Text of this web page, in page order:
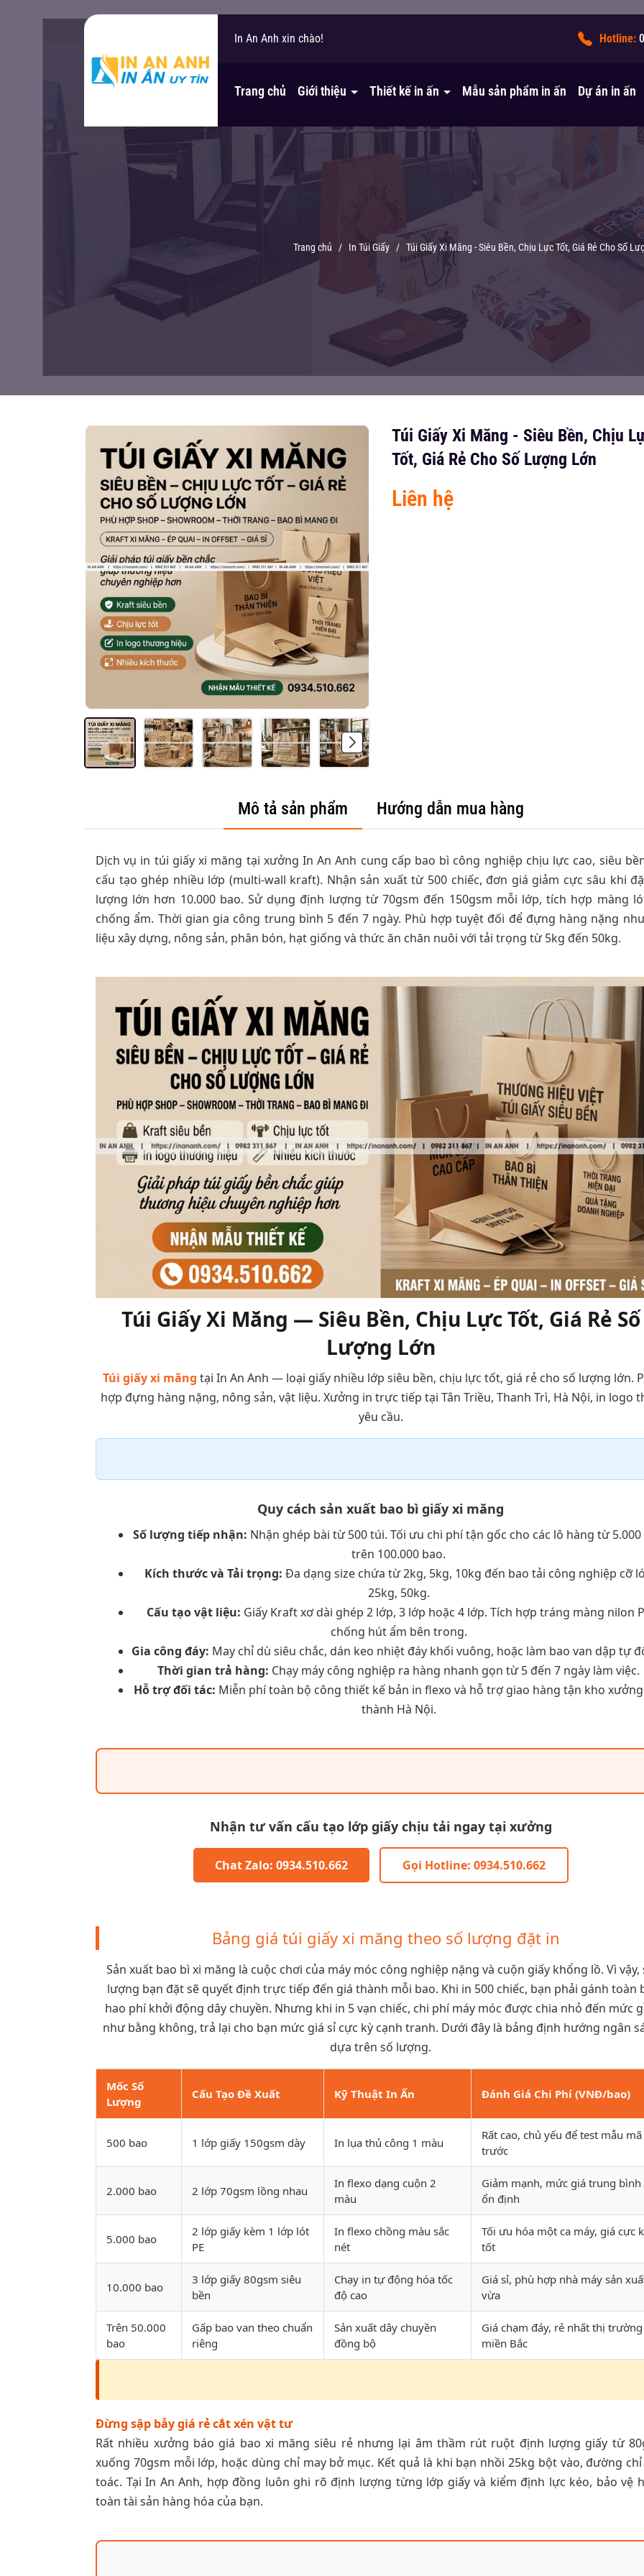
In An Anh xin chào!
Bạn cần hỗ trợ? Hotline:
Trang chủ Giới thiệu Thiết kế in ấn Mẫu sản phẩm in ấn Dự án in ấn
Trang chủ / In Túi Giấy / Túi Giấy Xi Măng - Siêu Bền, Chịu Lực Tốt, Giá Rẻ Cho Số
Túi Giấy Xi Măng - Siêu Bền, Chịu
Tốt, Giá Rẻ Cho Số Lượng Lớn
Liên hệ
Mô tả sản phẩm Hướng dẫn mua hàng
Dịch vụ in túi giấy xi măng tại xưởng In An Anh cung cấp bao bì công nghiệp chịu lực cao, siêu
cấu tạo ghép nhiều lớp (multi-wall kraft). Nhận sản xuất từ 500 chiếc, đơn giá giảm cực sâu khi
lượng lớn hơn 10.000 bao. Sử dụng định lượng từ 70gsm đến 150gsm mỗi lớp, tích hợp màng
chống ẩm. Thời gian gia công trung bình 5 đến 7 ngày. Phù hợp tuyệt đối để đựng hàng nặng
liệu xây dựng, nông sản, phân bón, hạt giống và thức ăn chăn nuôi với tải trọng từ 5kg đến 50kg.
Túi Giấy Xi Măng — Siêu Bền, Chịu Lực Tốt, Giá Rẻ Số
Lượng Lớn
Túi giấy xi măng tại In An Anh — loại giấy nhiều lớp siêu bền, chịu lực tốt, giá rẻ cho số lượng lớn.
hợp đựng hàng nặng, nông sản, vật liệu. Xưởng in trực tiếp tại Tân Triều, Thanh Trì, Hà Nội, in logo
yêu cầu.
Quy cách sản xuất bao bì giấy xi măng
Số lượng tiếp nhận: Nhận ghép bài từ 500 túi. Tối ưu chi phí tận gốc cho các lô hàng từ 5.000
trên 100.000 bao.
Kích thước và Tải trọng: Đa dạng size chứa từ 2kg, 5kg, 10kg đến bao tải công nghiệp cỡ
25kg, 50kg.
Cấu tạo vật liệu: Giấy Kraft xơ dài ghép 2 lớp, 3 lớp hoặc 4 lớp. Tích hợp tráng màng nilon
chống hút ẩm bên trong.
Gia công đáy: May chỉ dù siêu chắc, dán keo nhiệt đáy khối vuông, hoặc làm bao van dập tự
Thời gian trả hàng: Chạy máy công nghiệp ra hàng nhanh gọn từ 5 đến 7 ngày làm việc.
Hỗ trợ đối tác: Miễn phí toàn bộ công thiết kế bản in flexo và hỗ trợ giao hàng tận kho
thành Hà Nội.
Nhận tư vấn cấu tạo lớp giấy chịu tải ngay tại xưởng
Chat Zalo: 0934.510.662 Gọi Hotline: 0934.510.662
Bảng giá túi giấy xi măng theo số lượng đặt in
Sản xuất bao bì xi măng là cuộc chơi của máy móc công nghiệp nặng và cuộn giấy khổng lồ. Vì vậy,
lượng bạn đặt sẽ quyết định trực tiếp đến giá thành mỗi bao. Khi in 500 chiếc, bạn phải gánh toàn
hao phí khởi động dây chuyền. Nhưng khi in 5 vạn chiếc, chi phí máy móc được chia nhỏ đến mức
như bằng không, trả lại cho bạn mức giá sỉ cực kỳ cạnh tranh. Dưới đây là bảng định hướng ngân
dựa trên số lượng.
Mốc Số
Lượng
Cấu Tạo Đề Xuất Kỹ Thuật In Ấn Đánh Giá Chi Phí (VNĐ/bao)
500 bao 1 lớp giấy 150gsm dày In lụa thủ công 1 màu
Rất cao, chủ yếu để test mẫu mã
trước
2.000 bao 2 lớp 70gsm lồng nhau
In flexo dạng cuộn 2
màu
Giảm mạnh, mức giá trung bình
ổn định
5.000 bao
2 lớp giấy kèm 1 lớp lót
PE
In flexo chồng màu sắc
nét
Tối ưu hóa một ca máy, giá cực
tốt
10.000 bao
3 lớp giấy 80gsm siêu
bền
Chạy in tự động hóa tốc
độ cao
Giá sỉ, phù hợp nhà máy sản
vừa
Trên 50.000
bao
Gấp bao van theo chuẩn
riêng
Sản xuất dây chuyền
đồng bộ
Giá chạm đáy, rẻ nhất thị trường
miền Bắc
Đừng sập bẫy giá rẻ cắt xén vật tư
Rất nhiều xưởng báo giá bao xi măng siêu rẻ nhưng lại âm thầm rút ruột định lượng giấy từ
xuống 70gsm mỗi lớp, hoặc dùng chỉ may bở mục. Kết quả là khi bạn nhồi 25kg bột vào, đường
toác. Tại In An Anh, hợp đồng luôn ghi rõ định lượng từng lớp giấy và kiểm định lực kéo, bảo vệ
toàn tài sản hàng hóa của bạn.